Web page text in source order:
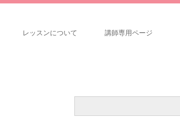
レッスンについて 講師専用ページ